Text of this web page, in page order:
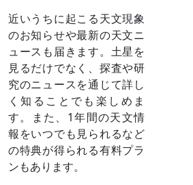
8月 3日
月（月齢
20）と並ぶ
深夜～翌4日明け方
近いうちに起こる天文現象
のお知らせや最新の天文ニ
ュースも届きます。土星を
見るだけでなく、探査や研
究のニュースを通じて詳し
く知ることでも楽しめま
す。また、1年間の天文情
報をいつでも見られるなど
の特典が得られる有料プラ
ンもあります。